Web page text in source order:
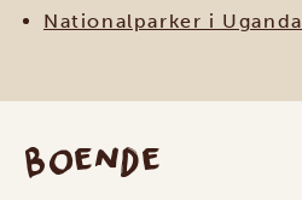
Nationalparker i Uganda
Boende